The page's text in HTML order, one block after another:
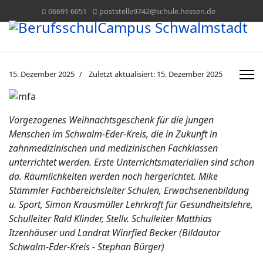
06691 6051 poststelle9742@schule.hessen.de
15. Dezember 2025 Zuletzt aktualisiert: 15. Dezember 2025
Vorgezogenes Weihnachtsgeschenk für die jungen
Menschen im Schwalm-Eder-Kreis, die in Zukunft in
zahnmedizinischen und medizinischen Fachklassen
unterrichtet werden. Erste Unterrichtsmaterialien sind schon
da. Räumlichkeiten werden noch hergerichtet. Mike
Stämmler Fachbereichsleiter Schulen, Erwachsenenbildung
u. Sport, Simon Krausmüller Lehrkraft für Gesundheitslehre,
Schulleiter Rald Klinder, Stellv. Schulleiter Matthias
Itzenhäuser und Landrat Winrfied Becker (Bildautor
Schwalm-Eder-Kreis - Stephan Bürger)